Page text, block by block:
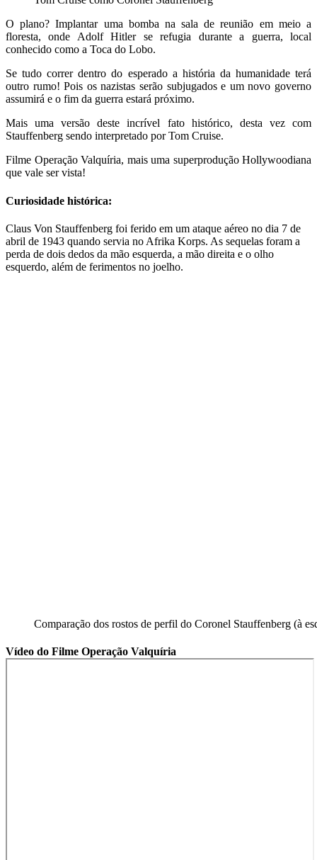
O plano? Implantar uma bomba na sala de reunião em meio a
floresta, onde Adolf Hitler se refugia durante a guerra, local
conhecido como a Toca do Lobo.
Se tudo correr dentro do esperado a história da humanidade terá
outro rumo! Pois os nazistas serão subjugados e um novo governo
assumirá e o fim da guerra estará próximo.
Mais uma versão deste incrível fato histórico, desta vez com
Stauffenberg sendo interpretado por Tom Cruise.
Filme Operação Valquíria, mais uma superprodução Hollywoodiana
que vale ser vista!
Curiosidade histórica:
Claus Von Stauffenberg foi ferido em um ataque aéreo no dia 7 de
abril de 1943 quando servia no Afrika Korps. As sequelas foram a
perda de dois dedos da mão esquerda, a mão direita e o olho
esquerdo, além de ferimentos no joelho.
Comparação dos rostos de perfil do Coronel Stauffenberg (à
Vídeo do Filme Operação Valquíria